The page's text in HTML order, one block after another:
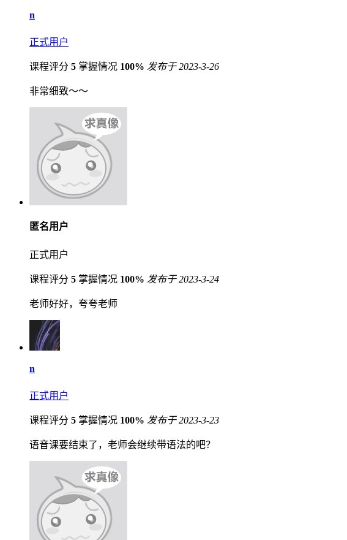
n
正式用户
课程评分 5 掌握情况 100% 发布于 2023-3-26
非常细致～～
匿名用户
正式用户
课程评分 5 掌握情况 100% 发布于 2023-3-24
老师好好，夸夸老师
n
正式用户
课程评分 5 掌握情况 100% 发布于 2023-3-23
语音课要结束了，老师会继续带语法的吧？